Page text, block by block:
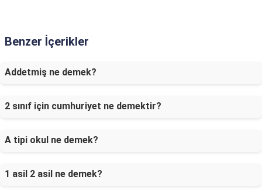
Benzer İçerikler
Addetmiş ne demek?
2 sınıf için cumhuriyet ne demektir?
A tipi okul ne demek?
1 asil 2 asil ne demek?